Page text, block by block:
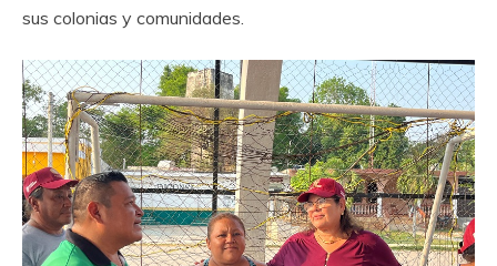
sus colonias y comunidades.